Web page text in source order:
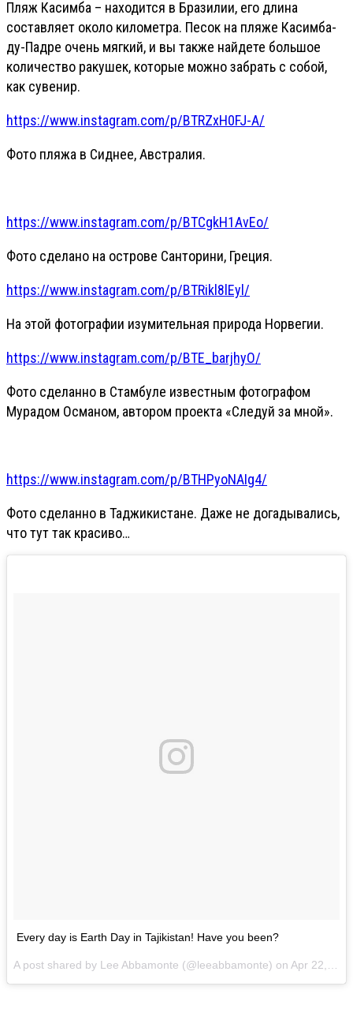
Пляж Касимба – находится в Бразилии, его длина
составляет около километра. Песок на пляже Касимба-
ду-Падре очень мягкий, и вы также найдете большое
количество ракушек, которые можно забрать с собой,
как сувенир.
https://www.instagram.com/p/BTRZxH0FJ-A/
Фото пляжа в Сиднее, Австралия.
https://www.instagram.com/p/BTCgkH1AvEo/
Фото сделано на острове Санторини, Греция.
https://www.instagram.com/p/BTRikl8lEyl/
На этой фотографии изумительная природа Норвегии.
https://www.instagram.com/p/BTE_barjhyO/
Фото сделанно в Стамбуле известным фотографом
Мурадом Османом, автором проекта «Следуй за мной».
https://www.instagram.com/p/BTHPyoNAIg4/
Фото сделанно в Таджикистане. Даже не догадывались,
что тут так красиво…
Every day is Earth Day in Tajikistan! Have you been?
A post shared by Lee Abbamonte (@leeabbamonte) on Apr 22, 2017 at 12:10pm PDT